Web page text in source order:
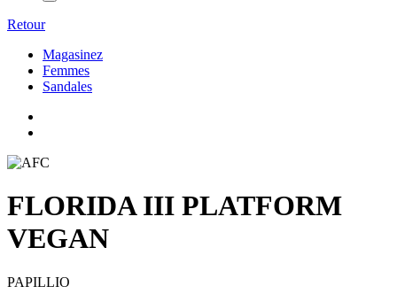
Retour
Magasinez
Femmes
Sandales
FLORIDA III PLATFORM
VEGAN
PAPILLIO